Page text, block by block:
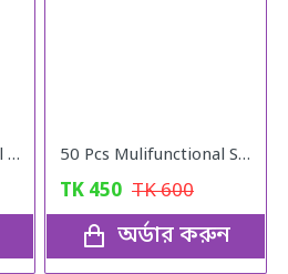
100 Pcs Mulifunctional Sunshade Net Fixing Clip 50 Pcs Mulifunctional Sunshade Net Fixing Clip
TK 450 TK600
অর্ডার করুন